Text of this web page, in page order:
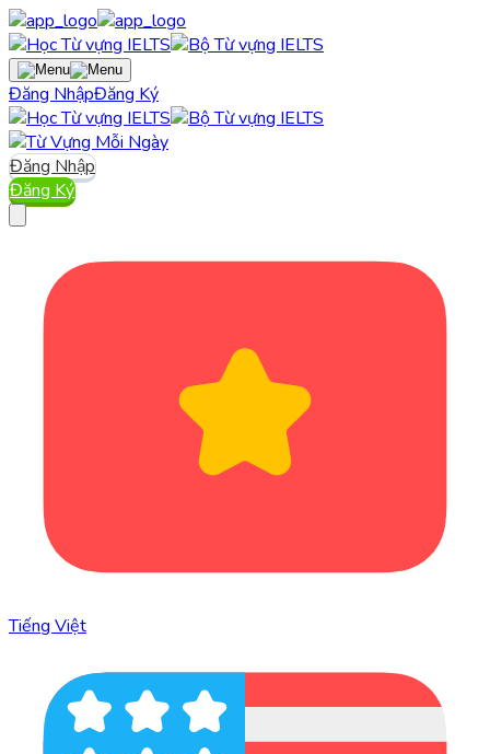
Đăng NhậpĐăng Ký
Đăng Nhập
Đăng Ký
Tiếng Việt